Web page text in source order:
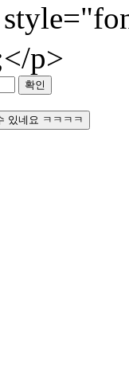
p>
확인
있네요 ㅋㅋㅋㅋ